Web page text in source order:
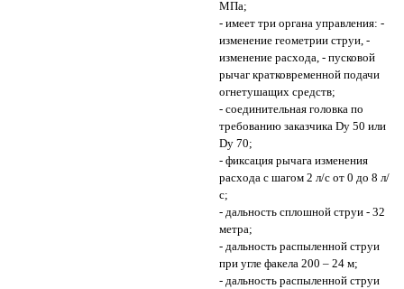
МПа;
- имеет три органа управления: -
изменение геометрии струи, -
изменение расхода, - пусковой
рычаг кратковременной подачи
огнетушащих средств;
- соединительная головка по
требованию заказчика Dy 50 или
Dу 70;
- фиксация рычага изменения
расхода с шагом 2 л/с от 0 до 8 л/
с;
- дальность сплошной струи - 32
метра;
- дальность распыленной струи
при угле факела 200 – 24 м;
- дальность распыленной струи